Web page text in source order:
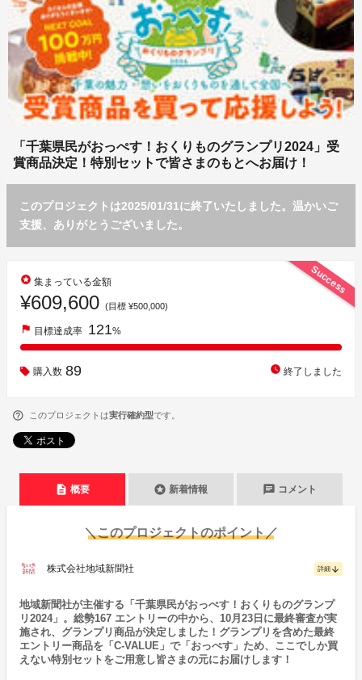
「千葉県民がおっぺす！おくりものグランプリ2024」受
賞商品決定！特別セットで皆さまのもとへお届け！
このプロジェクトは2025/01/31に終了いたしました。温かいご
支援、ありがとうございました。
Success
stars 集まっている金額
¥609,600 (目標 ¥500,000)
flag 目標達成率 121%
購入数 89 watch_later 終了しました
このプロジェクトは実行確約型です。
description 概要 stars 新着情報 chat コメント
＼このプロジェクトのポイント／
株式会社地域新聞社 詳細 arrow_downward
地域新聞社が主催する「千葉県民がおっぺす！おくりものグランプ
リ2024」。総勢167 エントリーの中から、10月23日に最終審査が実
施され、グランプリ商品が決定しました！グランプリを含めた最終
エントリー商品を「C-VALUE」で「おっぺす」ため、ここでしか買
えない特別セットをご用意し皆さまの元にお届けします！